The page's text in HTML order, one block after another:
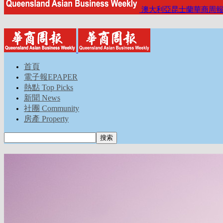
澳大利亞昆士蘭華商周報
首頁
電子報EPAPER
熱點 Top Picks
新聞 News
社團 Community
房產 Property